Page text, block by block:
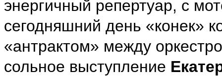
энергичный репертуар, с
сегодняшний день «конек»
«антрактом» между
сольное выступление